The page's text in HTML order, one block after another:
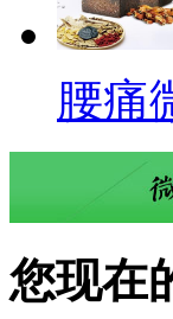
腰痛
您现在